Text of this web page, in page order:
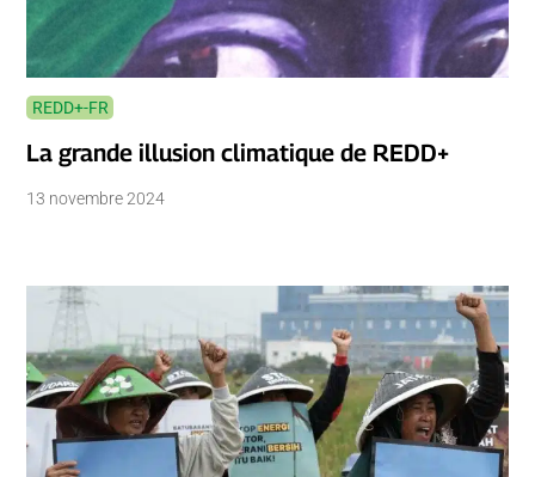
REDD+-FR
La grande illusion climatique de REDD+
13 novembre 2024